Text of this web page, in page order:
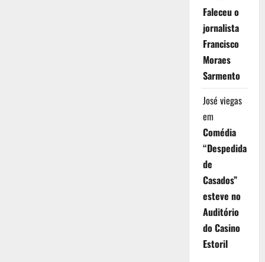
Faleceu o
jornalista
Francisco
Moraes
Sarmento
José viegas
em
Comédia
“Despedida
de
Casados”
esteve no
Auditório
do Casino
Estoril